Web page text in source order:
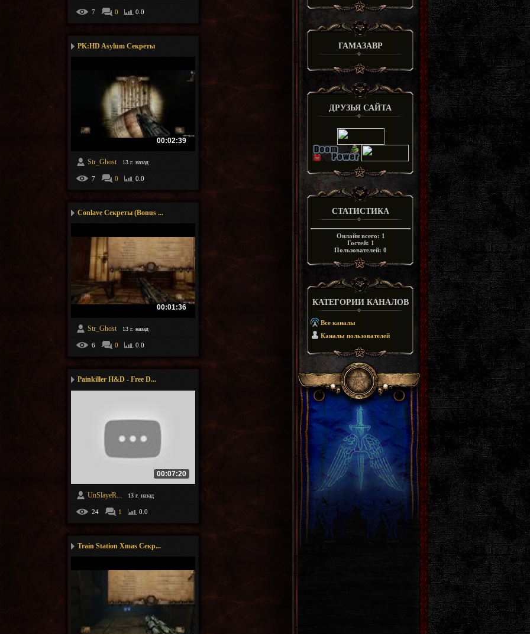
7 0 0.0
PK:HD Asylum Секреты
00:02:39
Str_Ghost 13 г. назад
7 0 0.0
Conlave Секреты (Bonus ...
00:01:36
Str_Ghost 13 г. назад
6 0 0.0
Painkiller H&D - Free D...
00:07:20
UnSlayeR... 13 г. назад
24 1 0.0
Train Station Xmas Секр...
ГАМАЗАВР
ДРУЗЬЯ САЙТА
СТАТИСТИКА
Онлайн всего: 1
Гостей: 1
Пользователей: 0
КАТЕГОРИИ КАНАЛОВ
Все каналы
Каналы пользователей